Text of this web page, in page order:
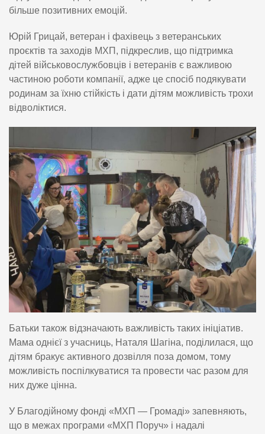
більше позитивних емоцій.
Юрій Грицай, ветеран і фахівець з ветеранських
проєктів та заходів МХП, підкреслив, що підтримка
дітей військовослужбовців і ветеранів є важливою
частиною роботи компанії, адже це спосіб подякувати
родинам за їхню стійкість і дати дітям можливість трохи
відволіктися.
Батьки також відзначають важливість таких ініціатив.
Мама однієї з учасниць, Наталя Шагіна, поділилася, що
дітям бракує активного дозвілля поза домом, тому
можливість поспілкуватися та провести час разом для
них дуже цінна.
У Благодійному фонді «МХП — Громаді» запевняють,
що в межах програми «МХП Поруч» і надалі